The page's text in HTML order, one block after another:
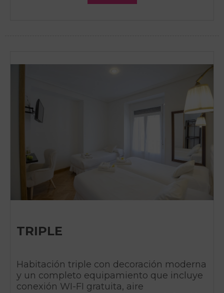
TRIPLE
Habitación triple con decoración moderna
y un completo equipamiento que incluye
conexión WI-FI gratuita, aire